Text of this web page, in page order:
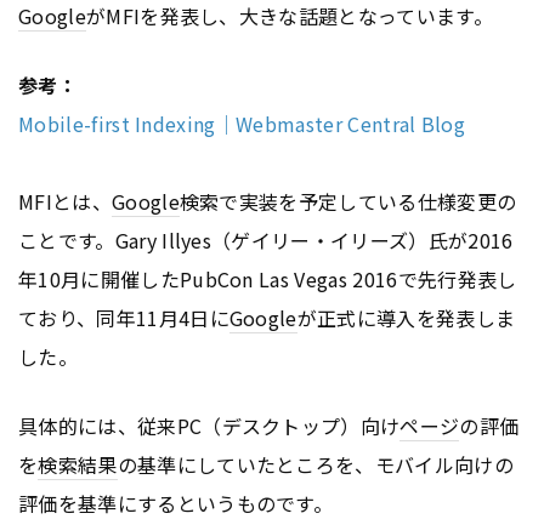
GoogleがMFIを発表し、大きな話題となっています。
参考：
Mobile-first Indexing｜Webmaster Central Blog
MFIとは、 Google検索で実装を予定している仕様変更の
ことです。Gary Illyes（ゲイリー・イリーズ）氏が2016
年10月に開催したPubCon Las Vegas 2016で先行発表し
ており、同年11月4日にGoogleが正式に導入を発表しま
した。
具体的には、従来PC（デスクトップ）向けページの評価
を検索結果の基準にしていたところを、モバイル向けの
評価を基準にするというものです。